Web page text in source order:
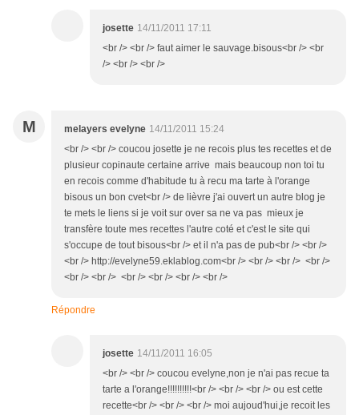
josette 14/11/2011 17:11
<br /> <br /> faut aimer le sauvage.bisous<br /> <br
/> <br /> <br />
M melayers evelyne 14/11/2011 15:24
<br /> <br /> coucou josette je ne recois plus tes recettes et de
plusieur copinaute certaine arrive mais beaucoup non toi tu
en recois comme d'habitude tu à recu ma tarte à l'orange
bisous un bon cvet<br /> de lièvre j'ai ouvert un autre blog je
te mets le liens si je voit sur over sa ne va pas mieux je
transfère toute mes recettes l'autre coté et c'est le site qui
s'occupe de tout bisous<br /> et il n'a pas de pub<br /> <br />
<br /> http://evelyne59.eklablog.com<br /> <br /> <br /> <br />
<br /> <br /> <br /> <br /> <br /> <br />
Répondre
josette 14/11/2011 16:05
<br /> <br /> coucou evelyne,non je n'ai pas recue ta
tarte a l'orange!!!!!!!!!!<br /> <br /> <br /> ou est cette
recette<br /> <br /> <br /> moi aujoud'hui,je recoit les